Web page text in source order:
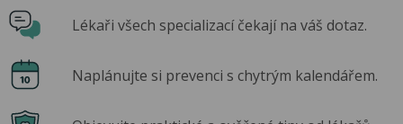
Lékaři všech specializací čekají na váš dotaz.
Naplánujte si prevenci s chytrým kalendářem.